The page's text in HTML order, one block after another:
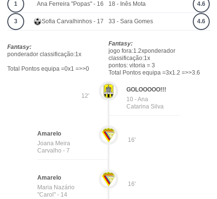
1 Ana Ferreira "Popas" - 16
3 Sofia Carvalhinhos - 17
18 - Inês Mota 4.6
33 - Sara Gomes 4.6
Fantasy:
ponderador classificação:1x
Total Pontos equipa =0x1 =>>0
Fantasy:
jogo fora:1.2xponderador
classificação:1x
pontos: vitoria = 3
Total Pontos equipa =3x1.2 =>>3.6
12'
GOLOOOOO!!!
10 - Ana
Catarina Silva
16'
Amarelo
Joana Meira
Carvalho - 7
16'
Amarelo
Maria Nazário
"Carol" - 14